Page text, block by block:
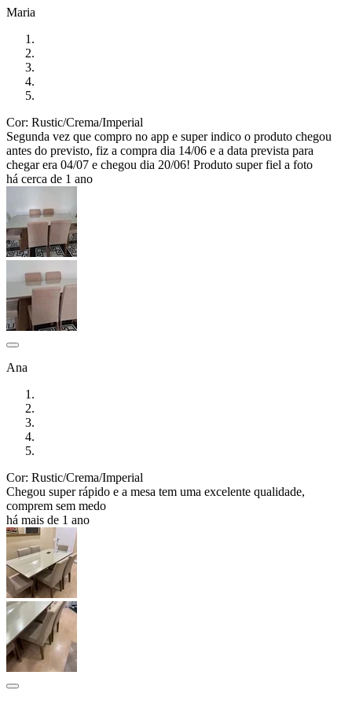
Maria
Cor: Rustic/Crema/Imperial
Segunda vez que compro no app e super indico o produto chegou
antes do previsto, fiz a compra dia 14/06 e a data prevista para
chegar era 04/07 e chegou dia 20/06! Produto super fiel a foto
há cerca de 1 ano
Ana
Cor: Rustic/Crema/Imperial
Chegou super rápido e a mesa tem uma excelente qualidade,
comprem sem medo
há mais de 1 ano